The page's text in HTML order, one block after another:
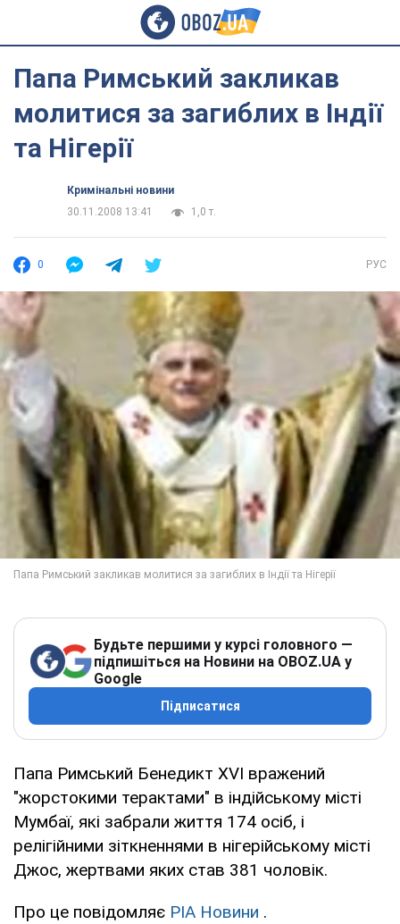
Папа Римський закликав
молитися за загиблих в Індії
та Нігерії
Кримінальні новини
30.11.2008 13:41
1,0 т.
0 РУС
Будьте першими у курсі головного —
підпишіться на Новини на OBOZ.UA у
Google
Підписатися
Папа Римський Бенедикт XVI вражений
"жорстокими терактами" в індійському місті
Мумбаї, які забрали життя 174 осіб, і
релігійними зіткненнями в нігерійському місті
Джос, жертвами яких став 381 чоловік.
Про це повідомляє РІА Новини .